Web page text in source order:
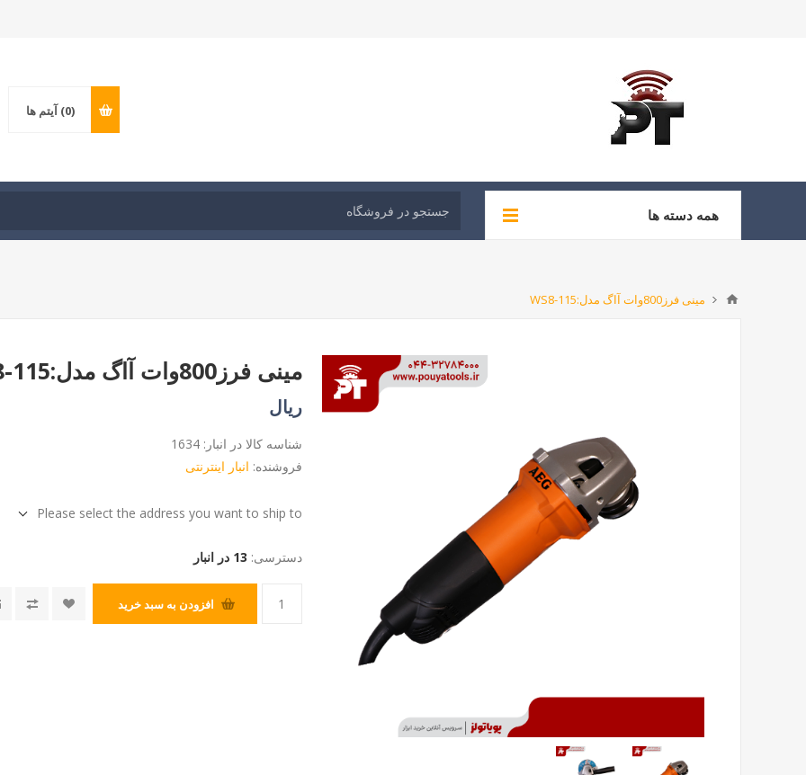
(0) آیتم ها
همه دسته ها
مینی فرز800وات آاگ مدل:WS8-115
مینی فرز800وات آاگ مدل:WS8-115
ریال
شناسه کالا در انبار: 1634
فروشنده: انبار اینترنتی
Please select the address you want to ship to
دسترسی: 13 در انبار
افزودن به سبد خرید